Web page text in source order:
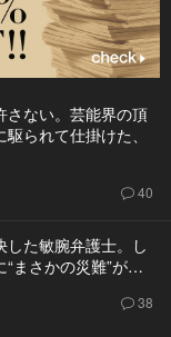
さない。芸能界の頂
られて仕掛けた、
40
した敏腕弁護士。し
“まさかの災難”が…
38